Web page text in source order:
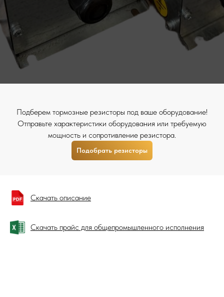
Подберем тормозные резисторы под ваше оборудование!
Отправьте характеристики оборудования или требуемую
мощность и сопротивление резистора.
Подобрать резисторы
Скачать описание
Скачать прайс для общепромышленного исполнения